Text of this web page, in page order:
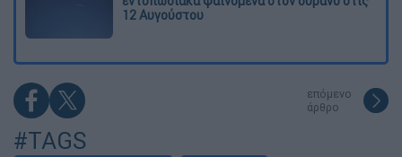
12 Αυγούστου
επόμενο
άρθρο
#TAGS